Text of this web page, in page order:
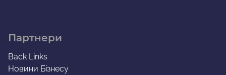
Партнери
Back Links
Новини Бізнесу